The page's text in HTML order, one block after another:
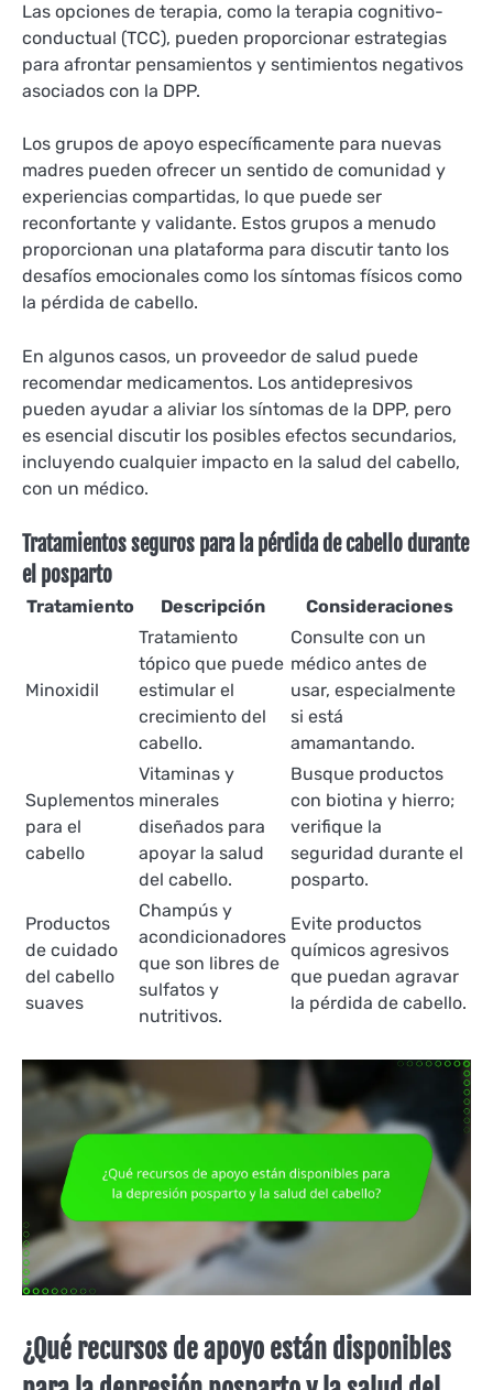
Las opciones de terapia, como la terapia cognitivo-
conductual (TCC), pueden proporcionar estrategias
para afrontar pensamientos y sentimientos negativos
asociados con la DPP.
Los grupos de apoyo específicamente para nuevas
madres pueden ofrecer un sentido de comunidad y
experiencias compartidas, lo que puede ser
reconfortante y validante. Estos grupos a menudo
proporcionan una plataforma para discutir tanto los
desafíos emocionales como los síntomas físicos como
la pérdida de cabello.
En algunos casos, un proveedor de salud puede
recomendar medicamentos. Los antidepresivos
pueden ayudar a aliviar los síntomas de la DPP, pero
es esencial discutir los posibles efectos secundarios,
incluyendo cualquier impacto en la salud del cabello,
con un médico.
Tratamientos seguros para la pérdida de cabello durante
el posparto
Tratamiento Descripción Consideraciones
Minoxidil
Tratamiento
tópico que puede
estimular el
crecimiento del
cabello.
Consulte con un
médico antes de
usar, especialmente
si está
amamantando.
Suplementos
para el
cabello
Vitaminas y
minerales
diseñados para
apoyar la salud
del cabello.
Busque productos
con biotina y hierro;
verifique la
seguridad durante el
posparto.
Productos
de cuidado
del cabello
suaves
Champús y
acondicionadores
que son libres de
sulfatos y
nutritivos.
Evite productos
químicos agresivos
que puedan agravar
la pérdida de cabello.
¿Qué recursos de apoyo están disponibles